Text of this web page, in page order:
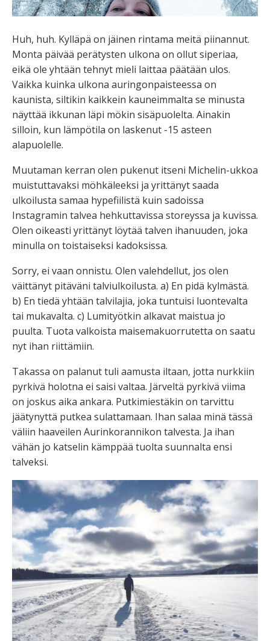
Huh, huh. Kylläpä on jäinen rintama meitä piinannut.
Monta päivää perätysten ulkona on ollut siperiaa,
eikä ole yhtään tehnyt mieli laittaa päätään ulos.
Vaikka kuinka ulkona auringonpaisteessa on
kaunista, siltikin kaikkein kauneimmalta se minusta
näyttää ikkunan läpi mökin sisäpuolelta. Ainakin
silloin, kun lämpötila on laskenut -15 asteen
alapuolelle.
Muutaman kerran olen pukenut itseni Michelin-ukkoa
muistuttavaksi möhkäleeksi ja yrittänyt saada
ulkoilusta samaa hypefiilistä kuin sadoissa
Instagramin talvea hehkuttavissa storeyssa ja kuvissa.
Olen oikeasti yrittänyt löytää talven ihanuuden, joka
minulla on toistaiseksi kadoksissa.
Sorry, ei vaan onnistu. Olen valehdellut, jos olen
väittänyt pitäväni talviulkoilusta. a) En pidä kylmästä.
b) En tiedä yhtään talvilajia, joka tuntuisi luontevalta
tai mukavalta. c) Lumityötkin alkavat maistua jo
puulta. Tuota valkoista maisemakuorrutetta on saatu
nyt ihan riittämiin.
Takassa on palanut tuli aamusta iltaan, jotta nurkkiin
pyrkivä holotna ei saisi valtaa. Järveltä pyrkivä viima
on joskus aika ankara. Putkimiestäkin on tarvittu
jäätynyttä putkea sulattamaan. Ihan salaa minä tässä
väliin haaveilen Aurinkorannikon talvesta. Ja ihan
vähän jo katselin kämppää tuolta suunnalta ensi
talveksi.